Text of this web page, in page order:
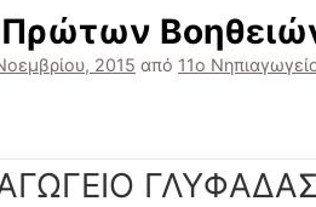
Πρώτων
2015 από 11ο